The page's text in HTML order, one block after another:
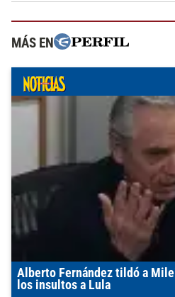
MÁS EN
Alberto Fernández tildó a
los insultos a Lula